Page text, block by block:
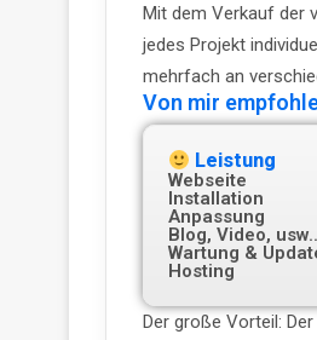
Mit dem Verkauf der
jedes Projekt
mehrfach an
Von mir
Leistung
Webseite
Installation
Anpassung
Blog, Video,
Wartung &
Hosting
Der große Vorteil: